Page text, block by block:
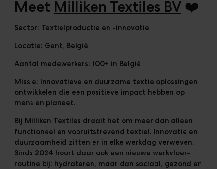
Meet Milliken Textiles BV❤️
Sector: Textielproductie en -innovatie
Locatie: Gent, België
Aantal medewerkers: 100+ in België
Missie: Innovatieve en duurzame textieloplossingen
ontwikkelen die een positieve impact hebben op
mens en planeet.
Bij Milliken Textiles draait het om meer dan alleen
functioneel en vooruitstrevend textiel. Innovatie en
duurzaamheid zitten er in elke werkdag verweven.
Sinds 2024 hoort daar ook een nieuwe werkvloer-
routine bij: hydrateren, maar dan sociaal, gezond en